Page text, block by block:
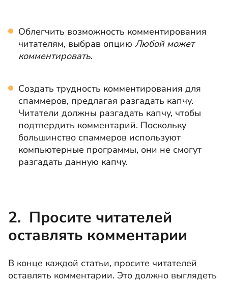
Облегчить возможность комментирования
читателям, выбрав опцию Любой может
комментировать.
Создать трудность комментирования для
спаммеров, предлагая разгадать капчу.
Читатели должны разгадать капчу, чтобы
подтвердить комментарий. Поскольку
большинство спаммеров используют
компьютерные программы, они не смогут
разгадать данную капчу.
2. Просите читателей
оставлять комментарии
В конце каждой статьи, просите читателей
оставлять комментарии. Это должно выглядеть